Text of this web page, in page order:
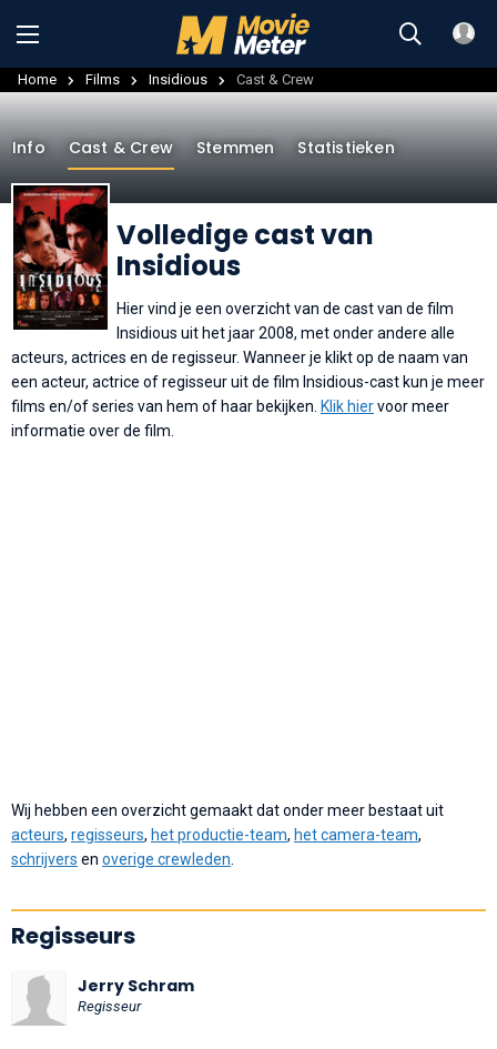
Home Films Insidious Cast & Crew
Volledige cast van
Insidious
Info Cast & Crew Stemmen Statistieken
Hier vind je een overzicht van de cast van de film
Insidious uit het jaar 2008, met onder andere alle
acteurs, actrices en de regisseur. Wanneer je klikt op de naam van
een acteur, actrice of regisseur uit de film Insidious-cast kun je meer
films en/of series van hem of haar bekijken. Klik hiervoor meer
informatie over de film.
Wij hebben een overzicht gemaakt dat onder meer bestaat uit
acteurs, regisseurs, het productie-team, het camera-team,
schrijvers en overige crewleden
Regisseurs
Jerry Schram
Regisseur